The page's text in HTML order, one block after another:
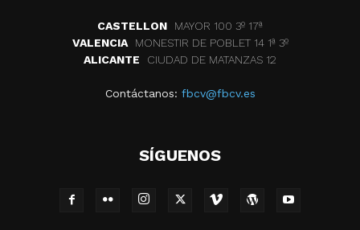
CASTELLON
MAYOR 100 3º 17ª
VALENCIA
MONESTIR DE POBLET 14 1ª 3º
ALICANTE
CIUDAD DE MATANZAS 12
Contáctanos: fbcv@fbcv.es
SÍGUENOS